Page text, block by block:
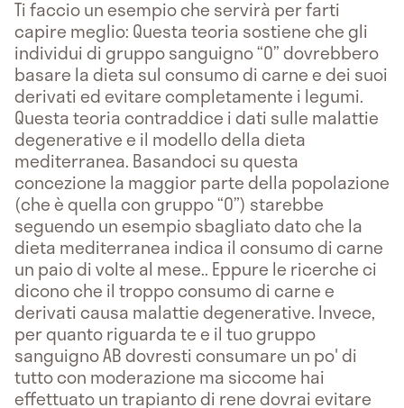
Ti faccio un esempio che servirà per farti
capire meglio: Questa teoria sostiene che gli
individui di gruppo sanguigno “O” dovrebbero
basare la dieta sul consumo di carne e dei suoi
derivati ed evitare completamente i legumi.
Questa teoria contraddice i dati sulle malattie
degenerative e il modello della dieta
mediterranea. Basandoci su questa
concezione la maggior parte della popolazione
(che è quella con gruppo “O”) starebbe
seguendo un esempio sbagliato dato che la
dieta mediterranea indica il consumo di carne
un paio di volte al mese.. Eppure le ricerche ci
dicono che il troppo consumo di carne e
derivati causa malattie degenerative. Invece,
per quanto riguarda te e il tuo gruppo
sanguigno AB dovresti consumare un po' di
tutto con moderazione ma siccome hai
effettuato un trapianto di rene dovrai evitare